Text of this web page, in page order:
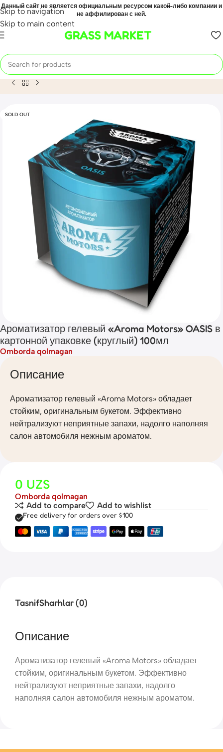
Skip to navigation
Skip to main content
Данный сайт не является официальным ресурсом какой-либо компании и
не аффилирован с ней.
GRASS MARKET
Home Mahsulot Ароматизатор гелевый «Aroma Motors»
SOLD OUT
Ароматизатор гелевый «Aroma Motors» OASIS в
картонной упаковке (круглый) 100мл
Omborda qolmagan
Описание
Ароматизатор гелевый «Aroma Motors» обладает
стойким, оригинальным букетом. Эффективно
нейтрализуют неприятные запахи, надолго наполняя
салон автомобиля нежным ароматом.
0 UZS
Omborda qolmagan
Add to compare
Add to wishlist
Free delivery for orders over $100
TasnifSharhlar (0)
Описание
Ароматизатор гелевый «Aroma Motors» обладает
стойким, оригинальным букетом. Эффективно
нейтрализуют неприятные запахи, надолго
наполняя салон автомобиля нежным ароматом.